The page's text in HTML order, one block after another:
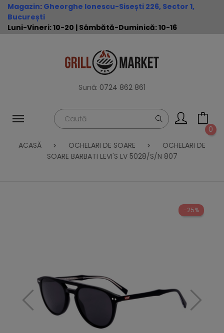
Magazin: Gheorghe Ionescu-Sisești 226, Sector 1,
București
Luni-Vineri: 10-20 | Sâmbătă-Duminică: 10-16
Sună: 0724 862 861
0
ACASĂ
OCHELARI DE SOARE
OCHELARI DE
SOARE BARBATI LEVI'S LV 5028/S/N 807
-25%